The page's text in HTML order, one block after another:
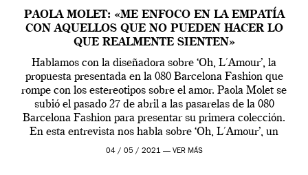
PAOLA MOLET: «ME ENFOCO EN LA EMPATÍA
CON AQUELLOS QUE NO PUEDEN HACER LO
QUE REALMENTE SIENTEN»
Hablamos con la diseñadora sobre ‘Oh, L´Amour’, la
propuesta presentada en la 080 Barcelona Fashion que
rompe con los estereotipos sobre el amor. Paola Molet se
subió el pasado 27 de abril a las pasarelas de la 080
Barcelona Fashion para presentar su primera colección.
En esta entrevista nos habla sobre ‘Oh, L´Amour’, un
proyecto […]
04 / 05 / 2021 — VER MÁS